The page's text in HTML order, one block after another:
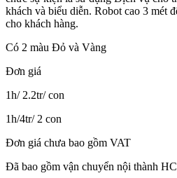
khách và biểu diễn. Robot cao 3 mét
cho khách hàng.
Có 2 màu Đỏ và Vàng
Đơn giá
1h/ 2.2tr/ con
1h/4tr/ 2 con
Đơn giá chưa bao gồm VAT
Đã bao gồm vận chuyển nội thành